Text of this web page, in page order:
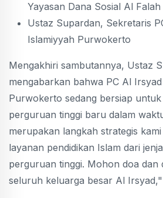
Yayasan Dana Sosial Al Falah
Ustaz Supardan, Sekretaris
Islamiyyah Purwokerto
Mengakhiri sambutannya, Ustaz
mengabarkan bahwa PC Al
Purwokerto sedang bersiap
perguruan tinggi baru dalam
merupakan langkah strategis
layanan pendidikan Islam dari
perguruan tinggi. Mohon doa dan
seluruh keluarga besar Al